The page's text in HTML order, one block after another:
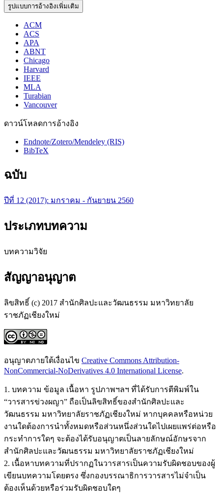
รูปแบบการอ้างอิงเพิ่มเติม
ACM
ACS
APA
ABNT
Chicago
Harvard
IEEE
MLA
Turabian
Vancouver
ดาวน์โหลดการอ้างอิง
Endnote/Zotero/Mendeley (RIS)
BibTeX
ฉบับ
ปีที่ 12 (2017): มกราคม - กันยายน 2560
ประเภทบทความ
บทความวิจัย
สัญญาอนุญาต
ลิขสิทธิ์ (c) 2017 สำนักศิลปะและวัฒนธรรม มหาวิทยาลัย
ราชภัฏเชียงใหม่
อนุญาตภายใต้เงื่อนไข Creative Commons Attribution-
NonCommercial-NoDerivatives 4.0 International License.
1. บทความ ข้อมูล เนื้อหา รูปภาพฯลฯ ที่ได้รับการตีพิมพ์ใน
“วารสารข่วงผญา” ถือเป็นลิขสิทธิ์ของสำนักศิลปะและ
วัฒนธรรม มหาวิทยาลัยราชภัฏเชียงใหม่ หากบุคคลหรือหน่วย
งานใดต้องการนำทั้งหมดหรือส่วนหนึ่งส่วนใดไปเผยแพร่ต่อหรือ
กระทำการใดๆ จะต้องได้รับอนุญาตเป็นลายลักษณ์อักษรจาก
สำนักศิลปะและวัฒนธรรม มหาวิทยาลัยราชภัฏเชียงใหม่
2. เนื้อหาบทความที่ปรากฏในวารสารเป็นความรับผิดชอบของผู้
เขียนบทความโดยตรง ซึ่งกองบรรณาธิการวารสารไม่จำเป็น
ต้องเห็นด้วยหรือร่วมรับผิดชอบใดๆ